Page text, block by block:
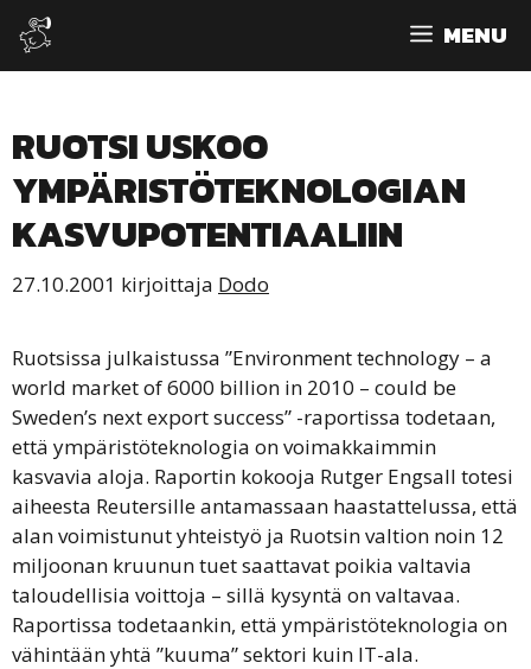
Siirry
sisältöön
MENU
RUOTSI USKOO
YMPÄRISTÖTEKNOLOGIAN
KASVUPOTENTIAALIIN
27.10.2001 kirjoittaja Dodo
Ruotsissa julkaistussa ”Environment technology – a
world market of 6000 billion in 2010 – could be
Sweden’s next export success” -raportissa todetaan,
että ympäristöteknologia on voimakkaimmin
kasvavia aloja. Raportin kokooja Rutger Engsall totesi
aiheesta Reutersille antamassaan haastattelussa, että
alan voimistunut yhteistyö ja Ruotsin valtion noin 12
miljoonan kruunun tuet saattavat poikia valtavia
taloudellisia voittoja – sillä kysyntä on valtavaa.
Raportissa todetaankin, että ympäristöteknologia on
vähintään yhtä ”kuuma” sektori kuin IT-ala.